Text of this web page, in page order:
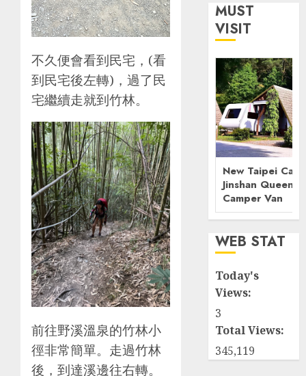
不久便會看到民宅，(看
到民宅後左轉)，過了民
宅繼續走就到竹林。
前往野溪溫泉的竹林小
徑非常簡單。走過竹林
後，到達溪邊往右轉。
MUST
VISIT
New Taipei
Jinshan
Camper Van
WEB STAT
Today's
Views:
3
Total Views:
345,119